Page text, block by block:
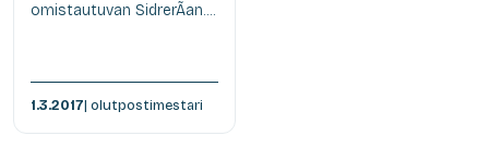
omistautuvan SidrerÃ­an....
1.3.2017| olutpostimestari